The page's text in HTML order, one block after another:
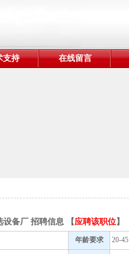
支持 在线留言
设备厂 招聘信息 【应聘该职位】
年龄要求 20-45